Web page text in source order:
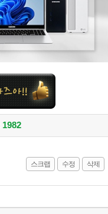
1982
스크랩 수정 삭제